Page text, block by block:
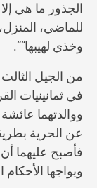
الجذور ما هي
للماضي،
وخذي لهيبها“”.
من الجيل
في ثمانينيات
ووالدتهما
عن الحرية
فأصبح عليهما
ويواجها